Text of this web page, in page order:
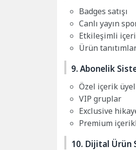
Badges satışı
Canlı yayın
Etkileşimli
Ürün
9. Abonelik
Özel içerik
VIP gruplar
Exclusive
Premium
10. Dijital Ürün